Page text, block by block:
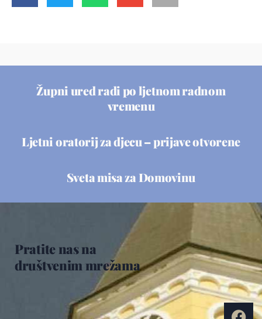
Župni ured radi po ljetnom radnom
vremenu
Ljetni oratorij za djecu – prijave otvorene
Sveta misa za Domovinu
Pratite nas na
društvenim mrežama